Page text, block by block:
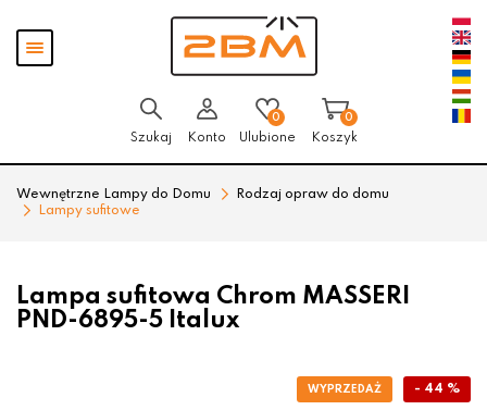
Pokaż
menu
Szukaj Konto
0
Ulubione
0
Koszyk
Wewnętrzne Lampy do Domu
Rodzaj opraw do domu
Lampy sufitowe
Lampa sufitowa Chrom MASSERI
PND-6895-5 Italux
- 44 %